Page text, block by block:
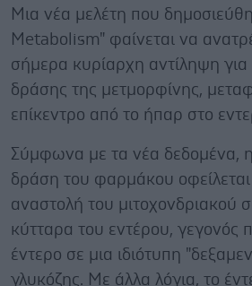
Μια νέα μελέτη που
Metabolism" φαίνεται να
σήμερα κυρίαρχη αντίληψη για
δράσης της μετμορφίνης,
επίκεντρο από το ήπαρ στο
Σύμφωνα με τα νέα δεδομένα, η
δράση του φαρμάκου
αναστολή του μιτοχονδριακού
κύτταρα του εντέρου, γεγονός
έντερο σε μια ιδιότυπη
γλυκόζης. Με άλλα λόγια, το